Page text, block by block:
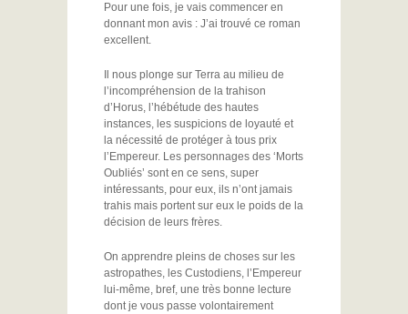
Pour une fois, je vais commencer en
donnant mon avis : J’ai trouvé ce roman
excellent.
Il nous plonge sur Terra au milieu de
l’incompréhension de la trahison
d’Horus, l’hébétude des hautes
instances, les suspicions de loyauté et
la nécessité de protéger à tous prix
l’Empereur. Les personnages des ‘Morts
Oubliés’ sont en ce sens, super
intéressants, pour eux, ils n’ont jamais
trahis mais portent sur eux le poids de la
décision de leurs frères.
On apprendre pleins de choses sur les
astropathes, les Custodiens, l’Empereur
lui-même, bref, une très bonne lecture
dont je vous passe volontairement